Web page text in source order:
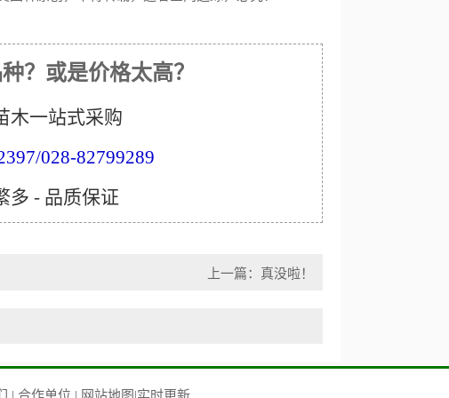
？或是价格太高？
木一站式采购
028-82799289
多 - 品质保证
上一篇：真没啦！